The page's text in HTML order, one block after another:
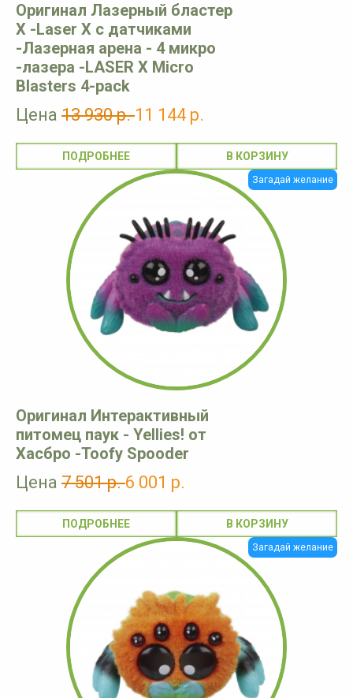
Оригинал Лазерный бластер
X -Laser X с датчиками
-Лазерная арена - 4 микро
-лазера -LASER X Micro
Blasters 4-pack
Цена 13 930 р.11 144 р.
ПОДРОБНЕЕ
Загадай желание
Оригинал Интерактивный
питомец паук - Yellies! от
Хасбро -Toofy Spooder
Цена 7 501 р.6 001 р.
ПОДРОБНЕЕ
Загадай желание